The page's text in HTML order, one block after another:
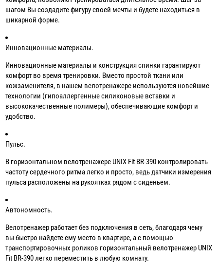
шагом Вы создадите фигуру своей мечты и будете находиться в
шикарной форме.
Инновационные материалы.
Инновационные материалы и конструкция спинки гарантируют
комфорт во время тренировки. Вместо простой ткани или
кожзаменителя, в нашем велотренажере используются новейшие
технологии (гипоаллергенные силиконовые вставки и
высококачественные полимеры), обеспечивающие комфорт и
удобство.
Пульс.
В горизонтальном велотренажере UNIX Fit BR-390 контролировать
частоту сердечного ритма легко и просто, ведь датчики измерения
пульса расположены на рукоятках рядом с сиденьем.
Автономность.
Велотренажер работает без подключения в сеть, благодаря чему
вы быстро найдете ему место в квартире, а с помощью
транспортировочных роликов горизонтальный велотренажер UNIX
Fit BR-390 легко переместить в любую комнату.